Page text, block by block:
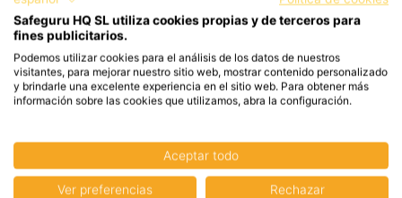
Safeguru HQ SL utiliza cookies propias y de terceros para
fines publicitarios.
Podemos utilizar cookies para el análisis de los datos de nuestros
visitantes, para mejorar nuestro sitio web, mostrar contenido personalizado
y brindarle una excelente experiencia en el sitio web. Para obtener más
información sobre las cookies que utilizamos, abra la configuración.
Aceptar todo
Ver preferencias Rechazar